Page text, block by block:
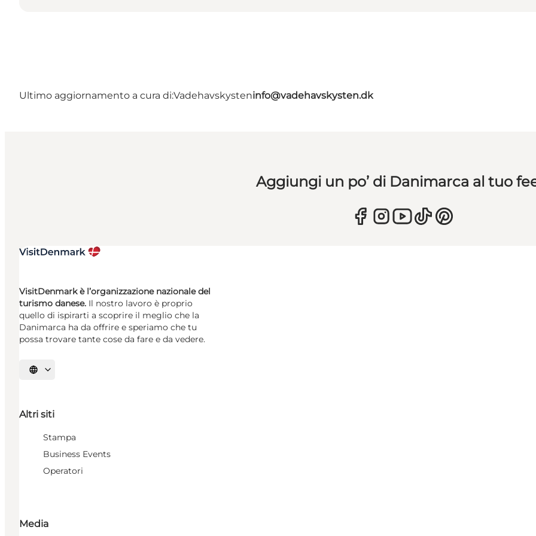
Ultimo aggiornamento a cura di:Vadehavskysteninfo@vadehavskysten.dk
Aggiungi un po’ di Danimarca al tuo
VisitDenmark è l’organizzazione nazionale del
turismo danese. Il nostro lavoro è proprio
quello di ispirarti a scoprire il meglio che la
Danimarca ha da offrire e speriamo che tu
possa trovare tante cose da fare e da vedere.
Seleziona la lingua
Altri siti
Stampa
Business Events
Operatori
Media